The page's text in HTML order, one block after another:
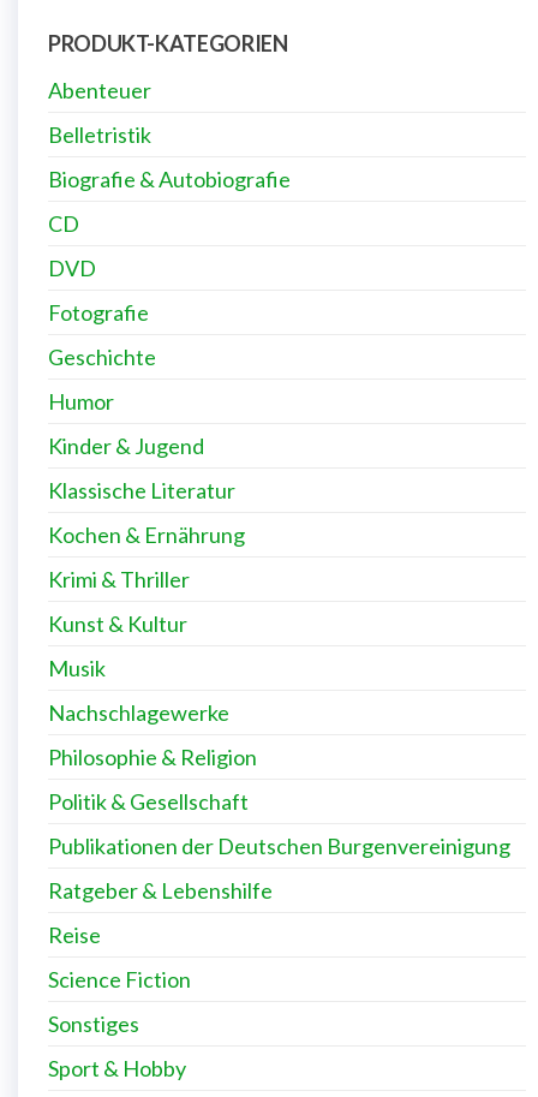
PRODUKT-KATEGORIEN
Abenteuer
Belletristik
Biografie & Autobiografie
CD
DVD
Fotografie
Geschichte
Humor
Kinder & Jugend
Klassische Literatur
Kochen & Ernährung
Krimi & Thriller
Kunst & Kultur
Musik
Nachschlagewerke
Philosophie & Religion
Politik & Gesellschaft
Publikationen der Deutschen Burgenvereinigung
Ratgeber & Lebenshilfe
Reise
Science Fiction
Sonstiges
Sport & Hobby